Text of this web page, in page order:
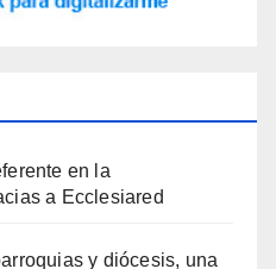
en la
a Ecclesiared
y diócesis, una